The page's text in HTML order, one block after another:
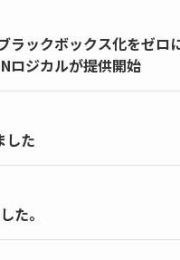
ックボックス化をゼロ
ロジカルが提供開始
した
た。